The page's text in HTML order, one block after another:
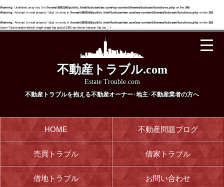
Warning: Undefined array key 0 in /home/r3893160/public_html/fudosanlaw.com/wp-content/themes/fudosan/functions.php on line 340
Warning: Attempt to read property "slug" on array in /home/r3893160/public_html/fudosanlaw.com/wp-content/themes/fudosan/functions.php on line 263
Warning: Attempt to read property "slug" on array in /home/r3893160/public_html/fudosanlaw.com/wp-content/themes/fudosan/functions.php on line 263
class="faq-template-default single single-faq postid-2395 wp-theme-fudosan faq tax_" >
不動産トラブル.com
Estate Trouble.com
不動産トラブルを抱える不動産オーナー･地主･不動産業者の方へ
HOME 不動産問題ブログ
売買トラブル 借家トラブル
借地トラブル お問い合わせ